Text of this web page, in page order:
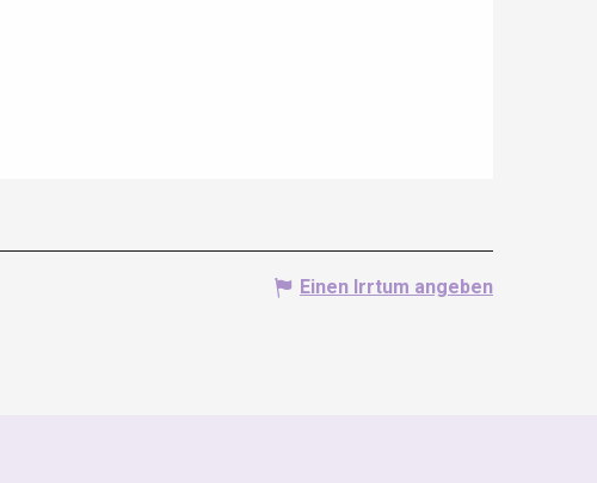
Einen Irrtum angeben